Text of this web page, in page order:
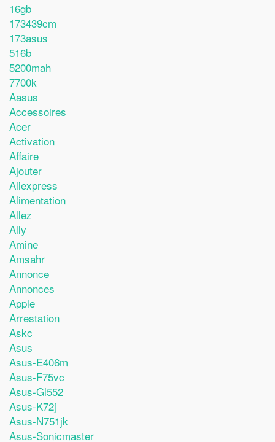
16gb
173439cm
173asus
516b
5200mah
7700k
Aasus
Accessoires
Acer
Activation
Affaire
Ajouter
Aliexpress
Alimentation
Allez
Ally
Amine
Amsahr
Annonce
Annonces
Apple
Arrestation
Askc
Asus
Asus-E406m
Asus-F75vc
Asus-Gl552
Asus-K72j
Asus-N751jk
Asus-Sonicmaster